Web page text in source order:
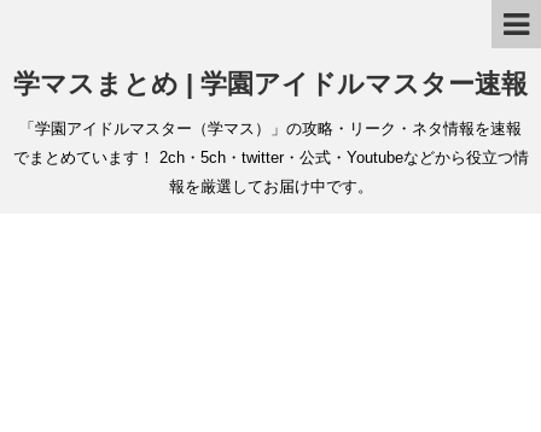
学マスまとめ | 学園アイドルマスター速報
「学園アイドルマスター（学マス）」の攻略・リーク・ネタ情報を速報
でまとめています！ 2ch・5ch・twitter・公式・Youtubeなどから役立つ情
報を厳選してお届け中です。